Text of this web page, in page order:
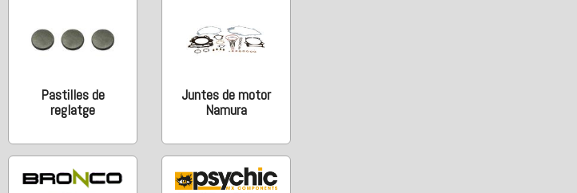
Pastilles de
reglatge
Juntes de motor
Namura